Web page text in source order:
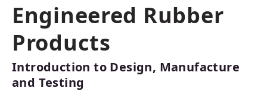
Engineered Rubber
Products
Introduction to Design, Manufacture
and Testing